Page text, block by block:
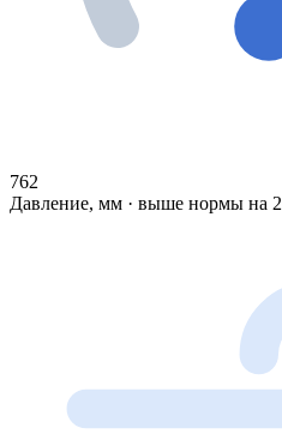
762
Давление, мм · выше нормы на 2